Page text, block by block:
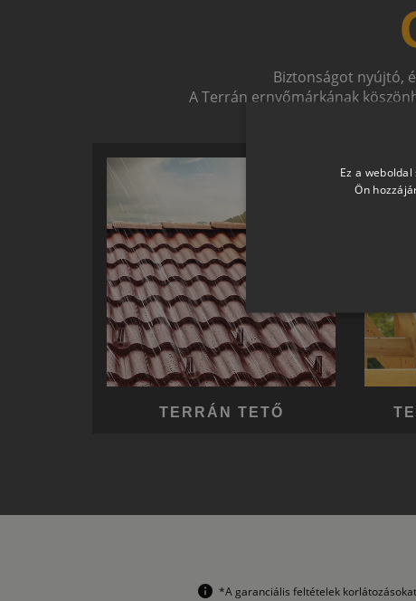
Biztonságot nyújtó,
A Terrán ernyőmárkának
TERRÁN TETŐ
*A garanciális feltételek
Ez a
Ön